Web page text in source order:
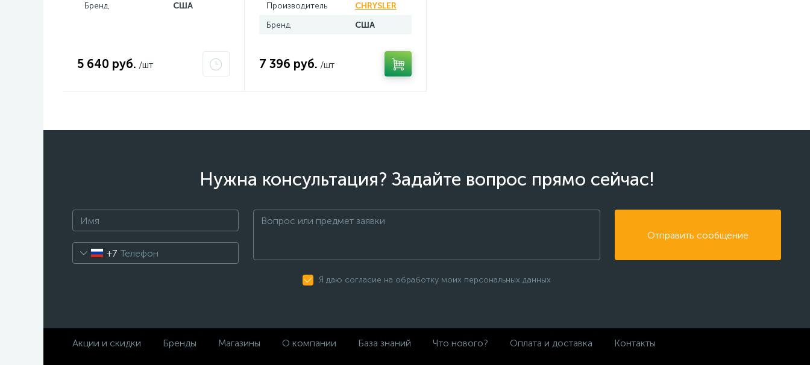
Бренд
США
5 640 руб. /шт
Производитель
CHRYSLER
Бренд
США
7 396 руб. /шт
Нужна консультация? Задайте вопрос прямо сейчас!
+7
Отправить сообщение
Я даю согласие на обработку моих персональных данных
Акции и скидки Бренды Магазины О компании База знаний Что нового? Оплата и доставка Контакты